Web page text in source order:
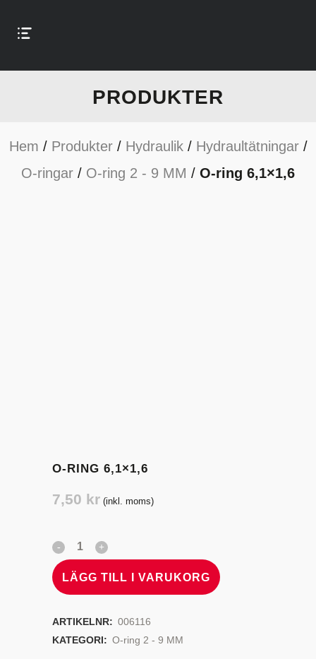
PRODUKTER
Hem / Produkter/ Hydraulik/ Hydraultätningar/
O-ringar / O-ring 2 - 9 MM / O-ring 6,1×1,6
O-RING 6,1×1,6
7,50 kr (inkl. moms)
LÄGG TILL I VARUKORG
ARTIKELNR: 006116
KATEGORI: O-ring 2 - 9 MM